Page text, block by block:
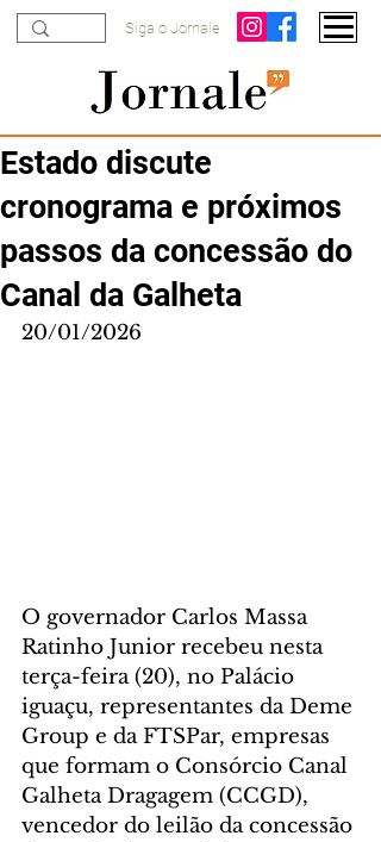
Siga o Jornale
Estado discute
cronograma e próximos
passos da concessão do
Canal da Galheta
20/01/2026
O governador Carlos Massa
Ratinho Junior recebeu nesta
terça-feira (20), no Palácio
iguaçu, representantes da Deme
Group e da FTSPar, empresas
que formam o Consórcio Canal
Galheta Dragagem (CCGD),
vencedor do leilão da concessão